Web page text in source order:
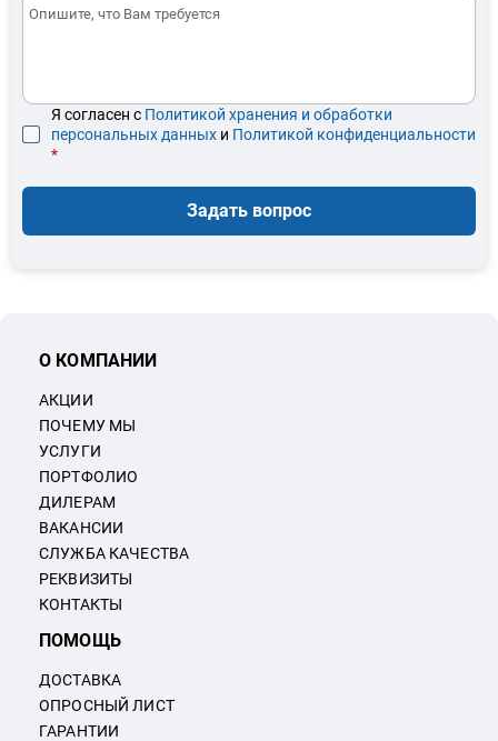
Я согласен с Политикой хранения и обработки
персональных данных и Политикой конфиденциальности
*
Задать вопрос
О КОМПАНИИ
АКЦИИ
ПОЧЕМУ МЫ
УСЛУГИ
ПОРТФОЛИО
ДИЛЕРАМ
ВАКАНСИИ
СЛУЖБА КАЧЕСТВА
РЕКВИЗИТЫ
КОНТАКТЫ
ПОМОЩЬ
ДОСТАВКА
ОПРОСНЫЙ ЛИСТ
ГАРАНТИИ